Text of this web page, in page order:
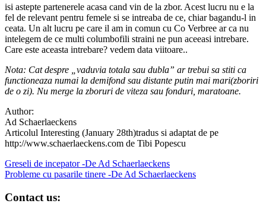
isi astepte partenerele acasa cand vin de la zbor. Acest lucru nu e la
fel de relevant pentru femele si se intreaba de ce, chiar bagandu-l in
ceata. Un alt lucru pe care il am in comun cu Co Verbree ar ca nu
intelegem de ce multi columbofili straini ne pun aceeasi intrebare.
Care este aceasta intrebare? vedem data viitoare..
Nota: Cat despre „vaduvia totala sau dubla” ar trebui sa stiti ca
functioneaza numai la demifond sau distante putin mai mari(zboriri
de o zi). Nu merge la zboruri de viteza sau fonduri, maratoane.
Author:
Ad Schaerlaeckens
Articolul Interesting (January 28th)tradus si adaptat de pe
http://www.schaerlaeckens.com de Tibi Popescu
Navigare
în
articole
Greseli de incepator -De Ad Schaerlaeckens
Probleme cu pasarile tinere -De Ad Schaerlaeckens
Contact us: